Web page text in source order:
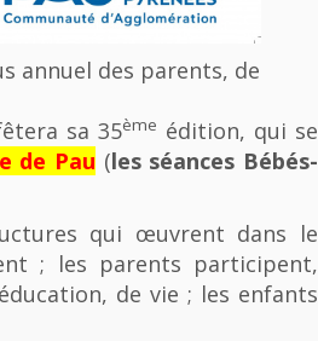
annuel des parents, de
sa 35ème édition, qui se
de Pau (les séances Bébés-
qui œuvrent dans le
; les parents participent,
de vie ; les enfants